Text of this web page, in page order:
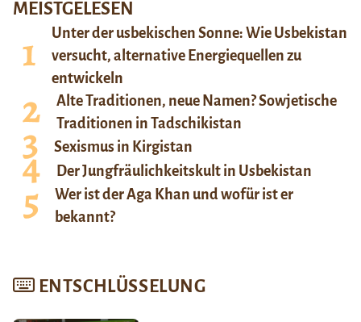
MEISTGELESEN
Unter der usbekischen Sonne: Wie Usbekistan
versucht, alternative Energiequellen zu
entwickeln
Alte Traditionen, neue Namen? Sowjetische
Traditionen in Tadschikistan
Sexismus in Kirgistan
Der Jungfräulichkeitskult in Usbekistan
Wer ist der Aga Khan und wofür ist er
bekannt?
ENTSCHLÜSSELUNG